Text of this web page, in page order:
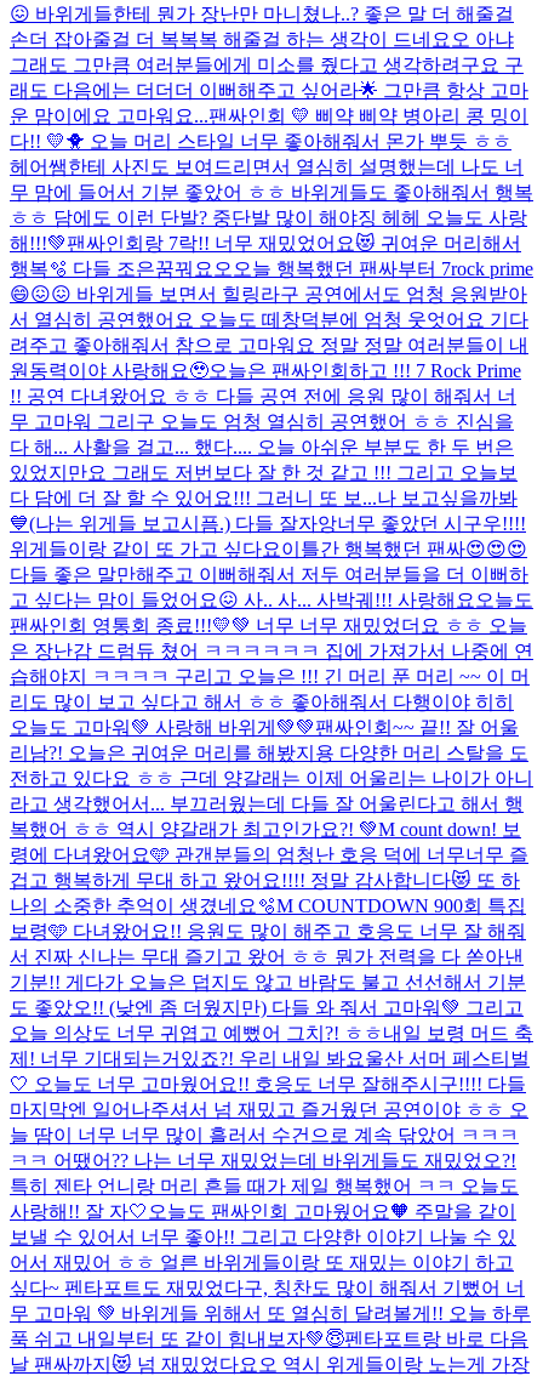
😖 바위게들한테 뭔가 장난만 마니쳤나..? 좋은 말 더 해줄걸
손더 잡아줄걸 더 복복복 해줄걸 하는 생각이 드네요오 아냐
그래도 그만큼 여러분들에게 미소를 줬다고 생각하려구요 구
래도 다음에는 더더더 이뻐해주고 싶어라🌟 그만큼 항상 고마
운 맘이에요 고마워요...팬싸인회 💛 삐약 삐약 병아리 콩 밍이
다!! 💛🐥 오늘 머리 스타일 너무 좋아해줘서 몬가 뿌듯 ㅎㅎ
헤어쌤한테 사진도 보여드리면서 열심히 설명했는데 나도 너
무 맘에 들어서 기분 좋았어 ㅎㅎ 바위게들도 좋아해줘서 행복
ㅎㅎ 담에도 이런 단발? 중단발 많이 해야징 헤헤 오늘도 사랑
해!!!💚팬싸인회랑 7락!! 너무 재밌었어요😻 귀여운 머리해서
행복🫧 다들 조은꿈꿔요오 오늘 행복했던 팬싸부터 7rock prime
😄😖😖 바위게들 보면서 힐링라구 공연에서도 엄청 응원받아
서 열심히 공연했어요 오늘도 떼창덕분에 엄청 웃엇어요 기다
려주고 좋아해줘서 참으로 고마워요 정말 정말 여러분들이 내
원동력이야 사랑해요🥹오늘은 팬싸인회하고 !!! 7 Rock Prime
!! 공연 다녀왔어요 ㅎㅎ 다들 공연 전에 응원 많이 해줘서 너
무 고마워 그리구 오늘도 엄청 열심히 공연했어 ㅎㅎ 진심을
다 해... 사활을 걸고... 했다.... 오늘 아쉬운 부분도 한 두 번은
있었지만요 그래도 저번보다 잘 한 것 같고 !!! 그리고 오늘보
다 담에 더 잘 할 수 있어요!!! 그러니 또 보...나 보고싶을까봐
💙(나는 위게들 보고시픔.) 다들 잘자앙너무 좋았던 시구우!!!!
위게들이랑 같이 또 가고 싶다요이틀간 행복했던 팬싸😍😍😍
다들 좋은 말만해주고 이뻐해줘서 저두 여러분들을 더 이뻐하
고 싶다는 맘이 들었어요😖 사.. 사... 사박궤!!! 사랑해요 오늘도
팬싸인회 영통회 종료!!!💛💚 너무 너무 재밌었더요 ㅎㅎ 오늘
은 장난감 드럼듀 쳤어 ㅋㅋㅋㅋㅋㅋ 집에 가져가서 나중에 연
습해야지 ㅋㅋㅋㅋ 구리고 오늘은 !!! 긴 머리 푼 머리 ~~ 이 머
리도 많이 보고 싶다고 해서 ㅎㅎ 좋아해줘서 다행이야 히히
오늘도 고마워💚 사랑해 바위게💚💚팬싸인회~~ 끝!! 잘 어울
리남?! 오늘은 귀여운 머리를 해봤지용 다양한 머리 스탈을 도
전하고 있다요 ㅎㅎ 근데 양갈래는 이제 어울리는 나이가 아니
라고 생각했어서... 부끄러웠는데 다들 잘 어울린다고 해서 행
복했어 ㅎㅎ 역시 양갈래가 최고인가요?! 💚M count down! 보
령에 다녀왔어요🩵 관갠분들의 엄청난 호응 덕에 너무너무 즐
겁고 행복하게 무대 하고 왔어요!!!! 정말 감사합니다😻 또 하
나의 소중한 추억이 생겼네요🫧M COUNTDOWN 900회 특집
보령🩵 다녀왔어요!! 응원도 많이 해주고 호응도 너무 잘 해줘
서 진짜 신나는 무대 즐기고 왔어 ㅎㅎ 뭔가 전력을 다 쏟아낸
기분!! 게다가 오늘은 덥지도 않고 바람도 불고 선선해서 기분
도 좋았오!! (낮엔 좀 더웠지만) 다들 와 줘서 고마워💚 그리고
오늘 의상도 너무 귀엽고 예뻤어 그치?! ㅎㅎ내일 보령 머드 축
제! 너무 기대되는거있죠?! 우리 내일 봐요울산 서머 페스티벌
🤍 오늘도 너무 고마웠어요!! 호응도 너무 잘해주시구!!!! 다들
마지막엔 일어나주셔서 넘 재밌고 즐거웠던 공연이야 ㅎㅎ 오
늘 땀이 너무 너무 많이 흘러서 수건으로 계속 닦았어 ㅋㅋㅋ
ㅋㅋ 어땠어?? 나는 너무 재밌었는데 바위게들도 재밌었오?!
특히 젠타 언니랑 머리 흔들 때가 제일 행복했어 ㅋㅋ 오늘도
사랑해!! 잘 자🤍 오늘도 팬싸인회 고마웠어요🧡 주말을 같이
보낼 수 있어서 너무 좋아!! 그리고 다양한 이야기 나눌 수 있
어서 재밌어 ㅎㅎ 얼른 바위게들이랑 또 재밌는 이야기 하고
싶다~ 펜타포트도 재밌었다구, 칭찬도 많이 해줘서 기뻤어 너
무 고마워 💚 바위게들 위해서 또 열심히 달려볼게!! 오늘 하루
푹 쉬고 내일부터 또 같이 힘내보자💚😇펜타포트랑 바로 다음
날 팬싸까지😻 넘 재밌었다요오 역시 위게들이랑 노는게 가장